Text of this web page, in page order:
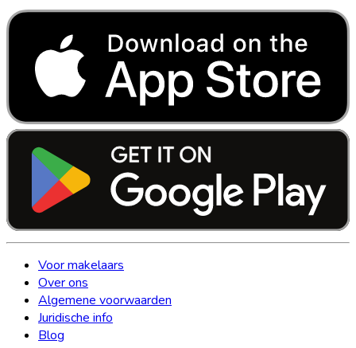
Voor makelaars
Over ons
Algemene voorwaarden
Juridische info
Blog